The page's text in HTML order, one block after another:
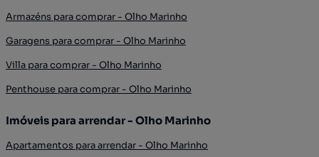
Armazéns para comprar - Olho Marinho
Garagens para comprar - Olho Marinho
Villa para comprar - Olho Marinho
Penthouse para comprar - Olho Marinho
Imóveis para arrendar - Olho Marinho
Apartamentos para arrendar - Olho Marinho